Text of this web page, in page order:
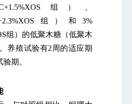
组）、
组）和3%
组）的低聚木糖（低聚木
养殖试验有2周的适应期
期。